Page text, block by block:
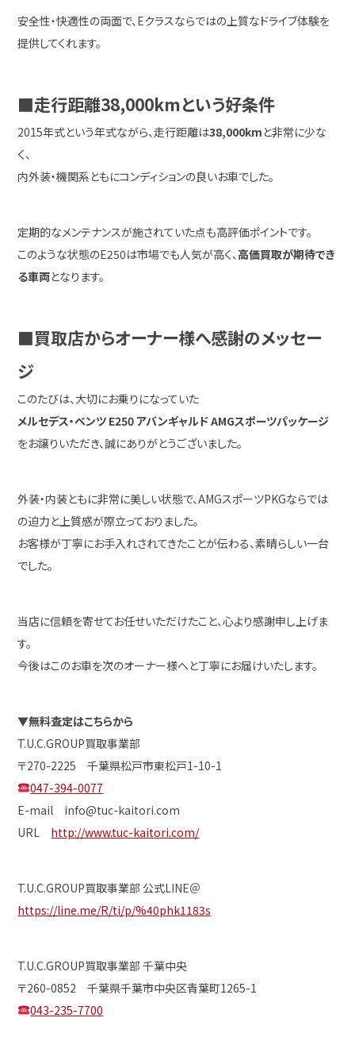
安全性・快適性の両面で、Eクラスならではの上質なドライブ体験を
提供してくれます。
■走行距離38,000kmという好条件
2015年式という年式ながら、走行距離は38,000km と非常に少な
く、
内外装・機関系ともにコンディションの良いお車でした。
定期的なメンテナンスが施されていた点も高評価ポイントです。
このような状態のE250は市場でも人気が高く、高価買取が期待でき
る車両となります。
■買取店からオーナー様へ感謝のメッセー
ジ
このたびは、大切にお乗りになっていた
メルセデス・ベンツ E250 アバンギャルド AMGスポーツパッケージ
をお譲りいただき、誠にありがとうございました。
外装・内装ともに非常に美しい状態で、AMGスポーツPKGならでは
の迫力と上質感が際立っておりました。
お客様が丁寧にお手入れされてきたことが伝わる、素晴らしい一台
でした。
当店に信頼を寄せてお任せいただけたこと、心より感謝申し上げま
す。
今後はこのお車を次のオーナー様へと丁寧にお届けいたします。
▼無料査定はこちらから
T.U.C.GROUP買取事業部
〒270-2225 千葉県松戸市東松戸1-10-1
047-394-0077
E-mail info@tuc-kaitori.com
URL http://www.tuc-kaitori.com/
T.U.C.GROUP買取事業部 公式LINE＠
https://line.me/R/ti/p/%40phk1183s
T.U.C.GROUP買取事業部 千葉中央
〒260-0852 千葉県千葉市中央区青葉町1265-1
043-235-7700